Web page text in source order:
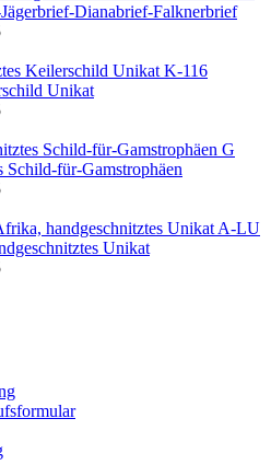
Dianabrief-Falknerbrief
K-116
Unikat
G
Schild-für-Gamstrophäen
A-LU
Unikat